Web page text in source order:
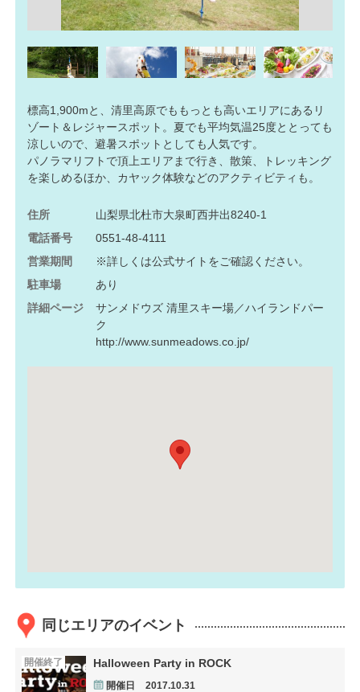
標高1,900mと、清里高原でももっとも高いエリアにあるリ
ゾート＆レジャースポット。夏でも平均気温25度ととっても
涼しいので、避暑スポットとしても人気です。
パノラマリフトで頂上エリアまで行き、散策、トレッキング
を楽しめるほか、カヤック体験などのアクティビティも。
住所
山梨県北杜市大泉町西井出8240-1
電話番号
0551-48-4111
営業期間
※詳しくは公式サイトをご確認ください。
駐車場
あり
詳細ページ
サンメドウズ 清里スキー場／ハイランドパー
ク
http://www.sunmeadows.co.jp/
同じエリアのイベント
開催終了 Halloween Party in ROCK
開催日 2017.10.31